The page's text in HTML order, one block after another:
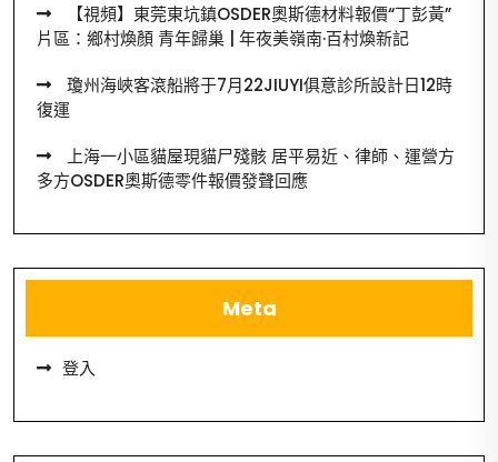
【視頻】東莞東坑鎮OSDER奧斯德材料報價“丁彭黃”
片區：鄉村煥顏 青年歸巢 | 年夜美嶺南·百村煥新記
瓊州海峽客滾船將于7月22JIUYI俱意診所設計日12時
復運
上海一小區貓屋現貓尸殘骸 居平易近、律師、運營方
多方OSDER奧斯德零件報價發聲回應
Meta
登入